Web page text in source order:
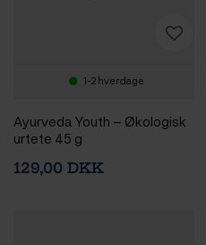
1-2 hverdage
Ayurveda Youth – Økologisk
urtete 45 g
129,00 DKK